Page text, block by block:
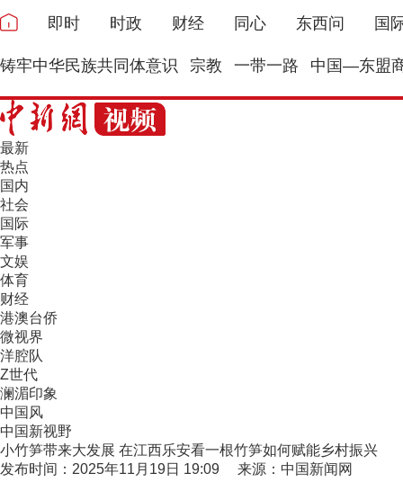
即时 时政 财经 同心 东西问 国
铸牢中华民族共同体意识 宗教 一带一路 中国—东盟
最新
热点
国内
社会
国际
军事
文娱
体育
财经
港澳台侨
微视界
洋腔队
Z世代
澜湄印象
中国风
中国新视野
小竹笋带来大发展 在江西乐安看一根竹笋如何赋能乡村振兴
发布时间：2025年11月19日 19:09 来源：中国新闻网